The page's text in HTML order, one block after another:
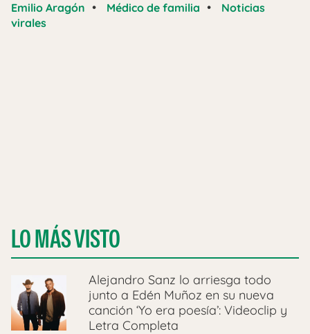
Emilio Aragón • Médico de familia •
Noticias
virales
LO MÁS VISTO
Alejandro Sanz lo arriesga todo
junto a Edén Muñoz en su nueva
canción ‘Yo era poesía’: Videoclip y
Letra Completa